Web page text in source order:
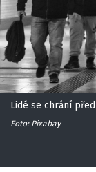
Lidé se chrání
Foto: Pixabay